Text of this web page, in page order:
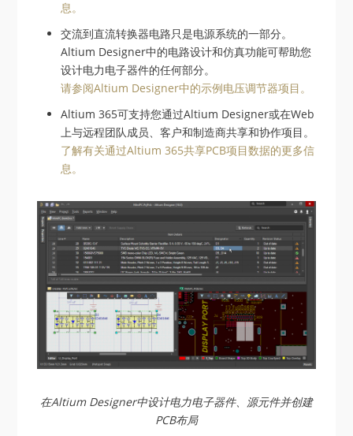
息。
交流到直流转换器电路只是电源系统的一部分。
Altium Designer中的电路设计和仿真功能可帮助您
设计电力电子器件的任何部分。
请参阅Altium Designer中的示例电压调节器项目。
Altium 365可支持您通过Altium Designer或在Web
上与远程团队成员、客户和制造商共享和协作项目。
了解有关通过Altium 365共享PCB项目数据的更多信
息。
在Altium Designer中设计电力电子器件、源元件并创建
PCB布局